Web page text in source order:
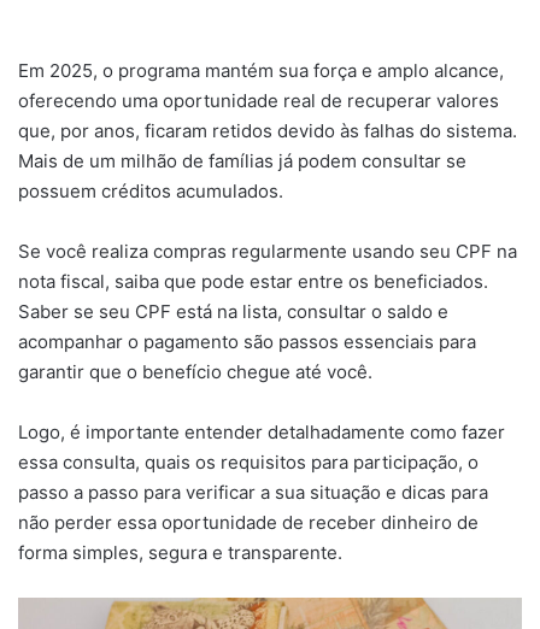
Em 2025, o programa mantém sua força e amplo alcance,
oferecendo uma oportunidade real de recuperar valores
que, por anos, ficaram retidos devido às falhas do sistema.
Mais de um milhão de famílias já podem consultar se
possuem créditos acumulados.
Se você realiza compras regularmente usando seu CPF na
nota fiscal, saiba que pode estar entre os beneficiados.
Saber se seu CPF está na lista, consultar o saldo e
acompanhar o pagamento são passos essenciais para
garantir que o benefício chegue até você.
Logo, é importante entender detalhadamente como fazer
essa consulta, quais os requisitos para participação, o
passo a passo para verificar a sua situação e dicas para
não perder essa oportunidade de receber dinheiro de
forma simples, segura e transparente.